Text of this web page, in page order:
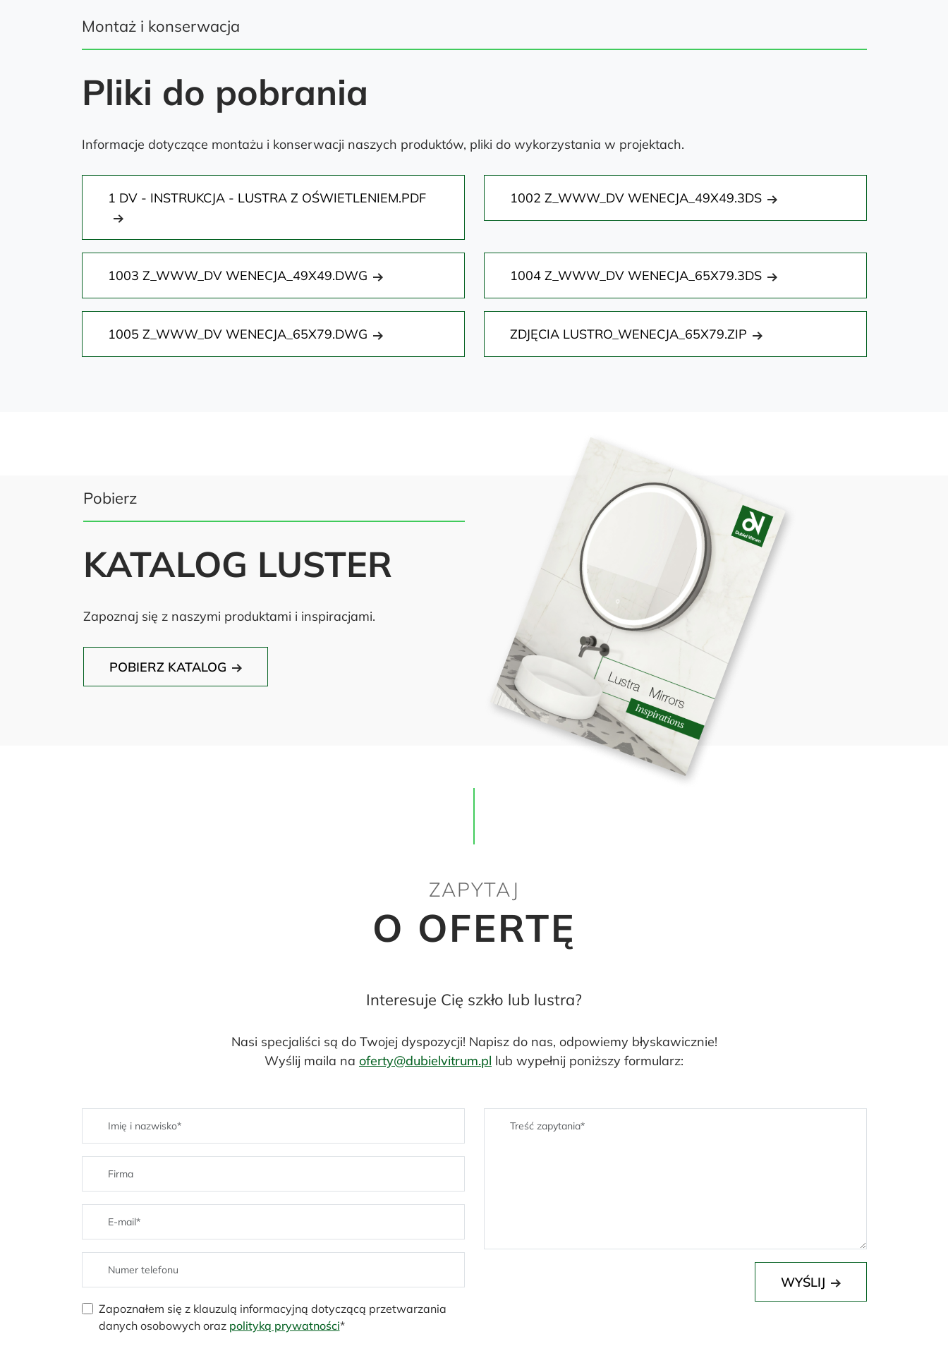
Montaż i konserwacja
Pliki do pobrania
Informacje dotyczące montażu i konserwacji naszych produktów, pliki do wykorzystania w projektach.
1 DV - INSTRUKCJA - LUSTRA Z OŚWIETLENIEM.PDF 1002 Z_WWW_DV WENECJA_49X49.3DS
1003 Z_WWW_DV WENECJA_49X49.DWG 1004 Z_WWW_DV WENECJA_65X79.3DS
1005 Z_WWW_DV WENECJA_65X79.DWG ZDJĘCIA LUSTRO_WENECJA_65X79.ZIP
Pobierz
KATALOG LUSTER
Zapoznaj się z naszymi produktami i inspiracjami.
POBIERZ KATALOG
ZAPYTAJ
O OFERTĘ
Interesuje Cię szkło lub lustra?
Nasi specjaliści są do Twojej dyspozycji! Napisz do nas, odpowiemy błyskawicznie!
Wyślij maila na oferty@dubielvitrum.pl lub wypełnij poniższy formularz:
Zapoznałem się z klauzulą informacyjną dotyczącą przetwarzania
danych osobowych oraz polityką prywatności*
WYŚLIJ